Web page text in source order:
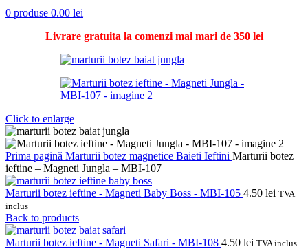
0 produse 0.00 lei
Livrare gratuita la comenzi mai mari de 350 lei
Click to enlarge
Prima pagină Marturii botez magnetice Baieti Ieftini Marturii botez
ieftine – Magneti Jungla – MBI-107
Marturii botez ieftine - Magneti Baby Boss - MBI-105 4.50 lei TVA
inclus
Back to products
Marturii botez ieftine - Magneti Safari - MBI-108 4.50 lei TVA inclus